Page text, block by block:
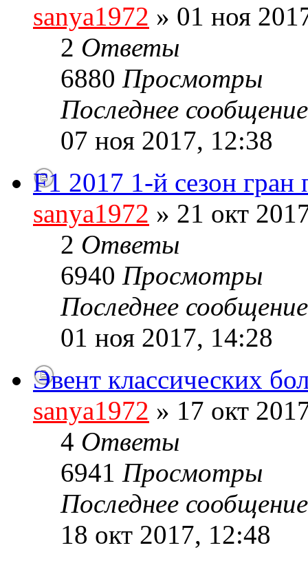
sanya1972 » 01 ноя
2 Ответы
6880 Просмотры
Последнее
07 ноя 2017, 12:38
F1 2017 1-й сезон гран
sanya1972 » 21 окт
2 Ответы
6940 Просмотры
Последнее
01 ноя 2017, 14:28
Эвент классических
sanya1972 » 17 окт
4 Ответы
6941 Просмотры
Последнее
18 окт 2017, 12:48